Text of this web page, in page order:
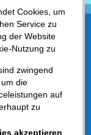
Cookies, um
Service zu
der Website
Nutzung zu
zwingend
die
auf
zu
akzeptieren